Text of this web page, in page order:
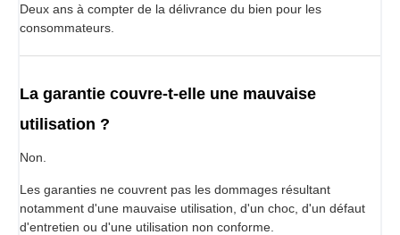
Deux ans à compter de la délivrance du bien pour les
consommateurs.
La garantie couvre-t-elle une mauvaise
utilisation ?
Non.
Les garanties ne couvrent pas les dommages résultant
notamment d'une mauvaise utilisation, d'un choc, d'un défaut
d'entretien ou d'une utilisation non conforme.